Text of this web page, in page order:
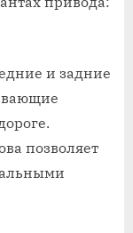
и задние
позволяет